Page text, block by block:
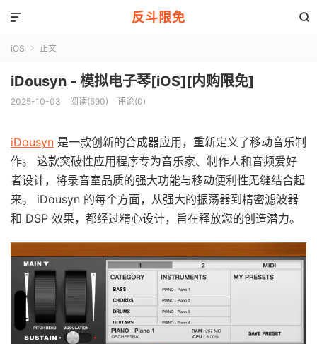
反斗限免 

iOS  正文
iDousyn - 模拟电子琴[iOS][内购限免]
2025-10-03 阅读(590) 评论(0)
iDousyn 是一款创新的合成器应用，重新定义了移动音乐制
作。 这款突破性应用程序专为音乐家、制作人和音频爱好
者设计，将录音室品质的强大功能与移动便利性无缝结合起
来。 iDousyn 的每个方面，从强大的振荡器到精密滤波器
和 DSP 效果，都经过精心设计，旨在释放您的创造潜力。